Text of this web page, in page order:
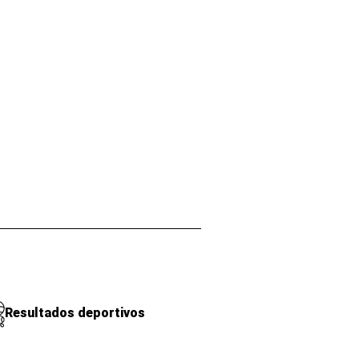
Resultados deportivos